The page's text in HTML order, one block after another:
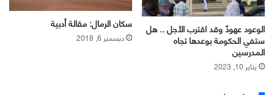
الوعود عهودٌ وقد اقترب الأجل .. هل
ستفي الحكومة بوعدها تجاه
المدرسين
يناير 10, 2023
سكان الرمال: مقالة أدبية
ديسمبر 6, 2018